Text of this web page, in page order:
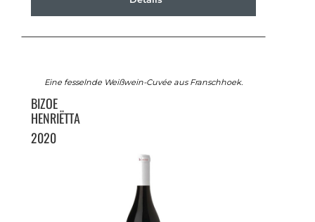
Eine fesselnde Weißwein-Cuvée aus Franschhoek.
BIZOE
HENRIËTTA
2020